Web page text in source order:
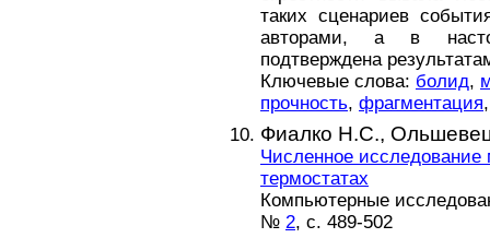
таких сценариев
авторами, а в
подтверждена
Ключевые слова: болид,
прочность, фрагментация
Фиалко Н.С.,
Численное
термостатах
Компьютерные
№ 2, с. 489-502